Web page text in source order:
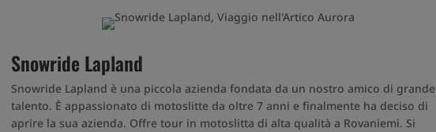
Snowride Lapland
Snowride Lapland è una piccola azienda fondata da un nostro amico di grande
talento. È appassionato di motoslitte da oltre 7 anni e finalmente ha deciso di
aprire la sua azienda. Offre tour in motoslitta di alta qualità a Rovaniemi. Si